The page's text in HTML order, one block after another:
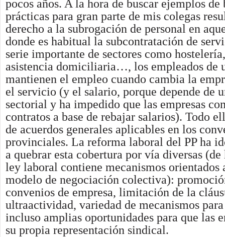
pocos años. A la hora de buscar ejemplos de
prácticas para gran parte de mis colegas
derecho a la subrogación de personal en
donde es habitual la subcontratación de
serie importante de sectores como
asistencia domiciliaria…, los empleados de
mantienen el empleo cuando cambia la
el servicio (y el salario, porque depende de
sectorial y ha impedido que las empresas
contratos a base de rebajar salarios). Todo
de acuerdos generales aplicables en los
provinciales. La reforma laboral del PP ha
a quebrar esta cobertura por vía diversas
ley laboral contiene mecanismos orientados
modelo de negociación colectiva):
convenios de empresa, limitación de la
ultraactividad, variedad de mecanismos
incluso amplias oportunidades para que las
su propia representación sindical.